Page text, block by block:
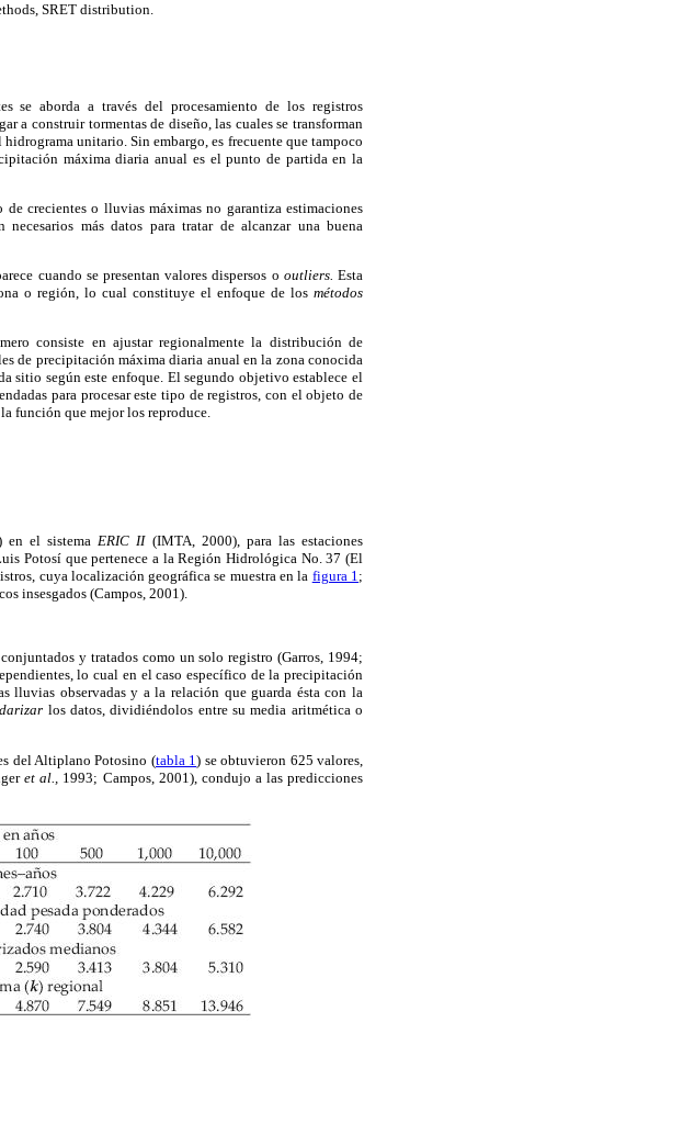
SRET distribution.
se aborda a través del procesamiento de los registros
a construir tormentas de diseño, las cuales se transforman
unitario. Sin embargo, es frecuente que tampoco
máxima diaria anual es el punto de partida en la
crecientes o lluvias máximas no garantiza estimaciones
más datos para tratar de alcanzar una buena
cuando se presentan valores dispersos o outliers.Esta
o región, lo cual constituye el enfoque de los métodos
consiste en ajustar regionalmente la distribución de
de precipitación máxima diaria anual en la zona conocida
sitio según este enfoque. El segundo objetivo establece el
para procesar este tipo de registros, con el objeto de
función que mejor los reproduce.
en el sistema ERIC II (IMTA, 2000), para las estaciones
Potosí que pertenece a la Región Hidrológica No. 37 (El
cuya localización geográfica se muestra en la figura 1 ;
insesgados (Campos, 2001).
y tratados como un solo registro (Garros, 1994;
lo cual en el caso específico de la precipitación
lluvias observadas y a la relación que guarda ésta con la
los datos, dividiéndolos entre su media aritmética o
del Altiplano Potosino (tabla 1) se obtuvieron 625 valores,
et al., 1993; Campos, 2001), condujo a las predicciones